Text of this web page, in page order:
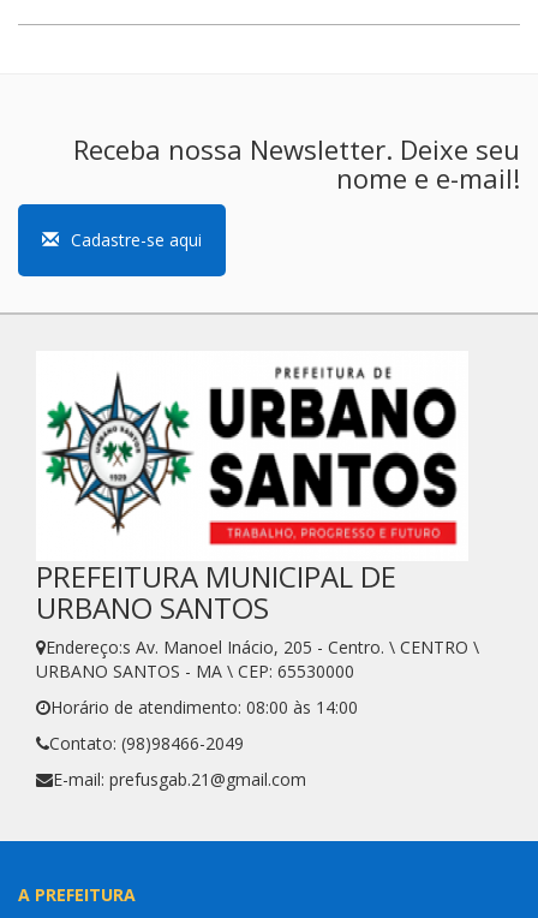
Receba nossa Newsletter. Deixe seu
nome e e-mail!
Cadastre-se aqui
PREFEITURA MUNICIPAL DE
URBANO SANTOS
Endereço:s Av. Manoel Inácio, 205 - Centro. \ CENTRO \
URBANO SANTOS - MA \ CEP: 65530000
Horário de atendimento: 08:00 às 14:00
Contato: (98)98466-2049
E-mail: prefusgab.21@gmail.com
A PREFEITURA